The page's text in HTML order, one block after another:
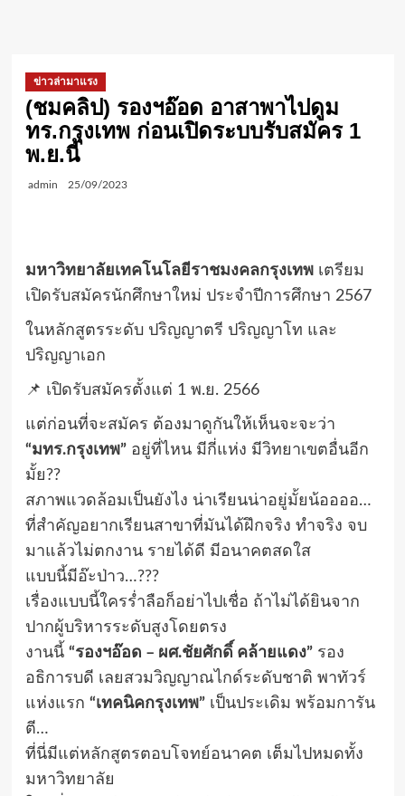
ข่าวล่ามาแรง
(ชมคลิป) รองฯอ๊อด อาสาพาไปดูม
ทร.กรุงเทพ ก่อนเปิดระบบรับสมัคร 1
พ.ย.นี้
admin 25/09/2023
มหาวิทยาลัยเทคโนโลยีราชมงคลกรุงเทพเตรียม
เปิดรับสมัครนักศึกษาใหม่ ประจำปีการศึกษา 2567
ในหลักสูตรระดับ ปริญญาตรี ปริญญาโท และ
ปริญญาเอก
📌 เปิดรับสมัครตั้งแต่ 1 พ.ย. 2566
แต่ก่อนที่จะสมัคร ต้องมาดูกันให้เห็นจะจะว่า
“มทร.กรุงเทพ”อยู่ที่ไหน มีกี่แห่ง มีวิทยาเขตอื่นอีก
มั้ย??
สภาพแวดล้อมเป็นยังไง น่าเรียนน่าอยู่มั้ยน้ออออ…
ที่สำคัญอยากเรียนสาขาที่มันได้ฝึกจริง ทำจริง จบ
มาแล้วไม่ตกงาน รายได้ดี มีอนาคตสดใส
แบบนี้มีอ๊ะป่าว…???
เรื่องแบบนี้ใครร่ำลือก็อย่าไปเชื่อ ถ้าไม่ได้ยินจาก
ปากผู้บริหารระดับสูงโดยตรง
งานนี้ “รองฯอ๊อด – ผศ.ชัยศักดิ์ คล้ายแดง”รอง
อธิการบดี เลยสวมวิญญาณไกด์ระดับชาติ พาทัวร์
แห่งแรก “เทคนิคกรุงเทพ”เป็นประเดิม พร้อมการัน
ตี…
ที่นี่มีแต่หลักสูตรตอบโจทย์อนาคต เต็มไปหมดทั้ง
มหาวิทยาลัย